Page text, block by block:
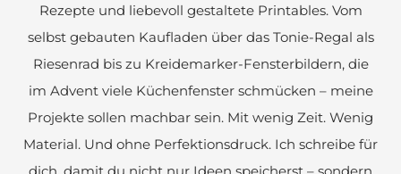
Rezepte und liebevoll gestaltete Printables. Vom
selbst gebauten Kaufladen über das Tonie-Regal als
Riesenrad bis zu Kreidemarker-Fensterbildern, die
im Advent viele Küchenfenster schmücken – meine
Projekte sollen machbar sein. Mit wenig Zeit. Wenig
Material. Und ohne Perfektionsdruck. Ich schreibe für